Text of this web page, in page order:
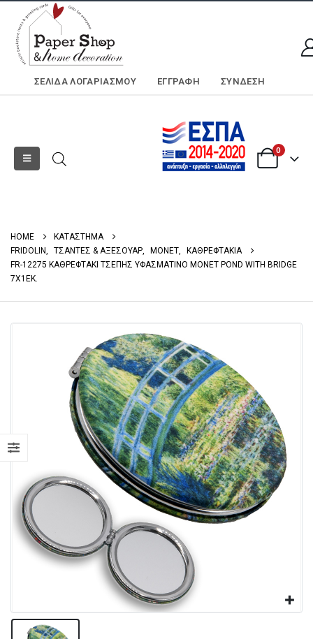
ΣΕΛΊΔΑ ΛΟΓΑΡΙΑΣΜΟΎ ΕΓΓΡΑΦΗ ΣΎΝΔΕΣΗ
0
HOME
ΚΑΤΑΣΤΗΜΑ
FRIDOLIN
ΤΣΑΝΤΕΣ & ΑΞΕΣΟΥΑΡ MONET
ΚΑΘΡΕΦΤΑΚΙΑ
FR-12275 ΚΑΘΡΕΦΤΑΚΙ ΤΣΕΠΗΣ ΥΦΑΣΜΑΤΙΝΟ MONET POND WITH BRIDGE
7X1EK.